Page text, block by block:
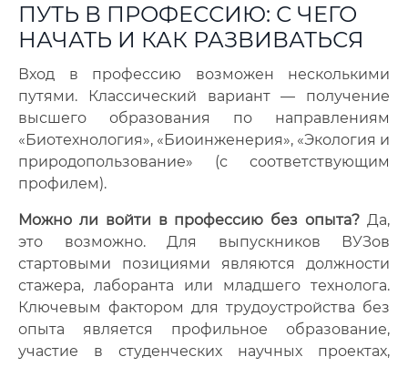
ПУТЬ В ПРОФЕССИЮ: С ЧЕГО
НАЧАТЬ И КАК РАЗВИВАТЬСЯ
Вход в профессию возможен несколькими
путями. Классический вариант — получение
высшего образования по направлениям
«Биотехнология», «Биоинженерия», «Экология и
природопользование» (с соответствующим
профилем).
Можно ли войти в профессию без опыта? Да,
это возможно. Для выпускников ВУЗов
стартовыми позициями являются должности
стажера, лаборанта или младшего технолога.
Ключевым фактором для трудоустройства без
опыта является профильное образование,
участие в студенческих научных проектах,